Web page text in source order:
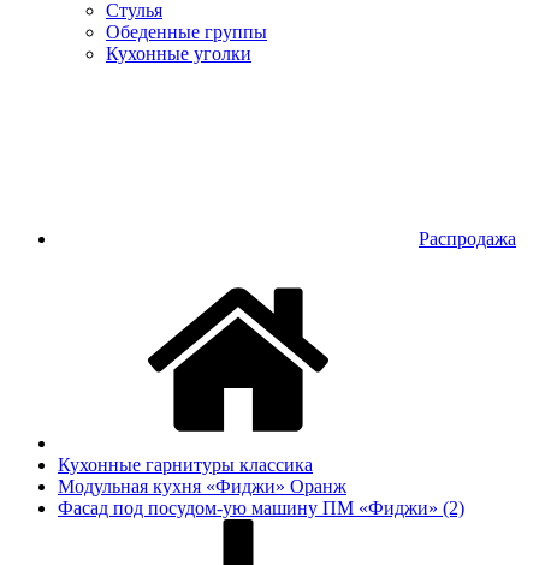
Стулья
Обеденные группы
Кухонные уголки
Распродажа
Кухонные гарнитуры классика
Модульная кухня «Фиджи» Оранж
Фасад под посудом-ую машину ПМ «Фиджи» (2)